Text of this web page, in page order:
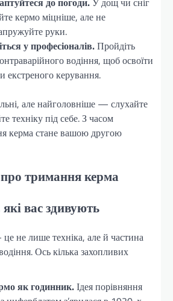
кермо міцніше, але не
руки.
у професіоналів.Пройдіть
водіння, щоб освоїти
екстреного керування.
але найголовніше — слухайте
техніку під себе. З часом
керма стане вашою другою
тримання керма
вас здивують
не лише техніка, але й частина
Ось кілька захопливих
як годинник.Ідея порівняння